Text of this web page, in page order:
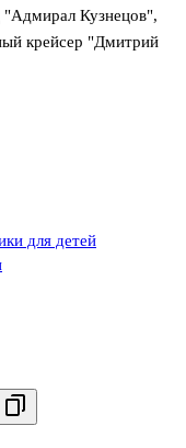
"Адмирал Кузнецов",
крейсер "Дмитрий
для детей